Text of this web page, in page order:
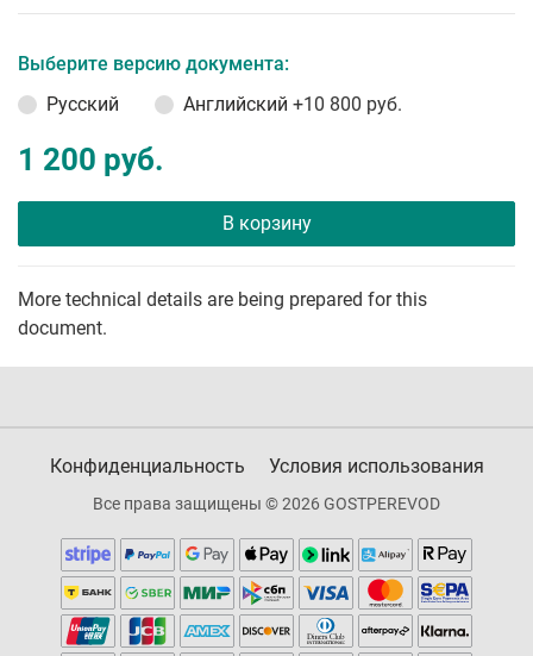
Выберите версию документа:
Русский
Английский +10 800 руб.
1 200 руб.
В корзину
More technical details are being prepared for this
document.
Конфиденциальность Условия использования
Все права защищены © 2026 GOSTPEREVOD